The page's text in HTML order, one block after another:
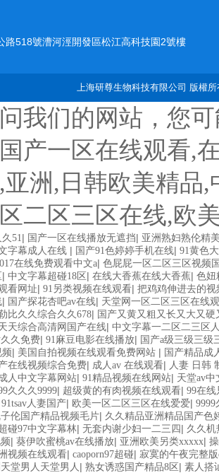
路518號漕河涇開發區松江高科技園2號樓
上海研尊生物科技有限公司 版權
我们的网站，您
产一区在线观看,
洲,日韩欧美精品
二区三区在线,欧
51| 国产一区在线播放无遮挡| 亚洲熟妇熟伦精
字幕成人在线 | 国产91色婷婷手机在线| 91黄色
在线免费观看中文a| 色屁屁一区二区三区视频
| 中文字幕超碰18区 | 在线大香蕉在线大香蕉| 色妞
看网址| 91另类视频在线观看| 把鸡鸡伸进去的视
| 国产探花杏吧av在线| 天堂网一区二区三区在线
比久久综合久久678| 国产又黄又粗又长又大又
天综合高清网国产在线| 中文字幕一二区二三区
久免费| 91麻豆电影在线播放| 国产a级三级三级
| 美国自拍视频在线观看免费网站 | 国产精品成
在线视频综合免费| 成人av 在线观看| 人妻 日韩
人中文字幕网站| 91精品视频在线网站| 天堂av中
久久久9999| 超级黄的有肉视频在线观看| 99在
91tsav人妻国产| 欧美一区二区三区在线爱爱| 9999
伦国产精品视频毛片| 久久精品亚洲精品国产色
碰97中文字幕林| 无套内谢少妇一二三四 | 久久机
| 葵伊吹蜜桃av在线播放| 亚洲欧美另类xxxxx|
视频在线观看| caoporn97超碰| 寂寞的午夜完整
堂男人天堂男人 | 熟女诱惑国产精品8区 | 素人搭